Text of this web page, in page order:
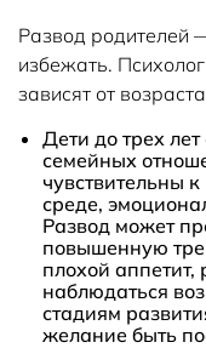
Развод родителей
избежать.
зависят от
Дети до трех
семейных
чувствительны
среде,
Развод может
повышенную
плохой
наблюдаться
стадиям
желание быть